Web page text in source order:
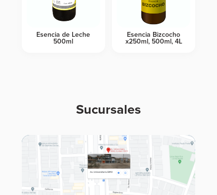
Esencia de Leche
500ml
Esencia Bizcocho
x250ml, 500ml, 4L
Sucursales